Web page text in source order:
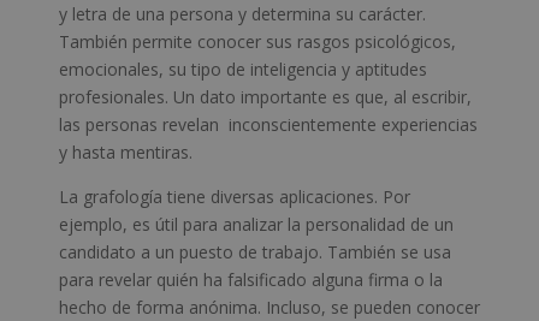
y letra de una persona y determina su carácter.
También permite conocer sus rasgos psicológicos,
emocionales, su tipo de inteligencia y aptitudes
profesionales. Un dato importante es que, al escribir,
las personas revelan inconscientemente experiencias
y hasta mentiras.
La grafología tiene diversas aplicaciones. Por
ejemplo, es útil para analizar la personalidad de un
candidato a un puesto de trabajo. También se usa
para revelar quién ha falsificado alguna firma o la
hecho de forma anónima. Incluso, se pueden conocer